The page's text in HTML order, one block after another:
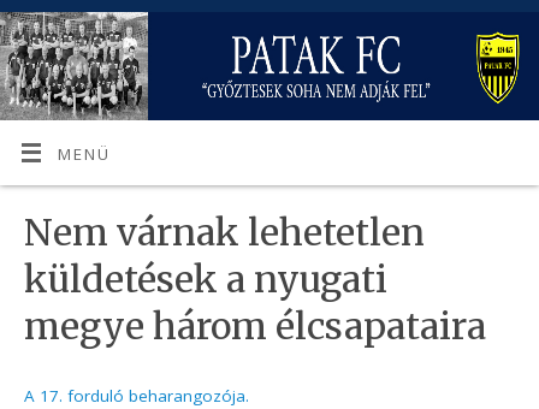
MENÜ
Nem várnak lehetetlen
küldetések a nyugati
megye három élcsapataira
A 17. forduló beharangozója.